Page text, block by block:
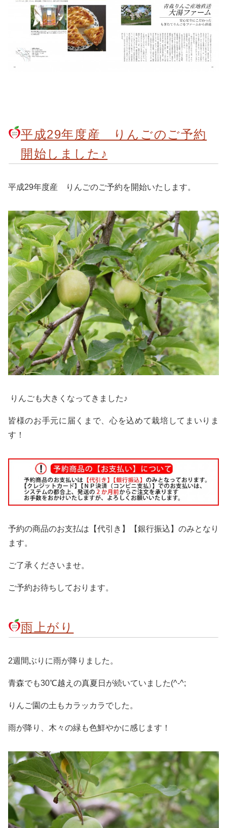
平成29年度産 りんごのご予約
開始しました♪
平成29年度産 りんごのご予約を開始いたします。
りんごも大きくなってきました♪
皆様のお手元に届くまで、心を込めて栽培してまいりま
す！
予約の商品のお支払は【代引き】【銀行振込】のみとなり
ます。
ご了承くださいませ。
ご予約お待ちしております。
雨上がり
2週間ぶりに雨が降りました。
青森でも30℃越えの真夏日が続いていました(^-^;
りんご園の土もカラッカラでした。
雨が降り、木々の緑も色鮮やかに感じます！